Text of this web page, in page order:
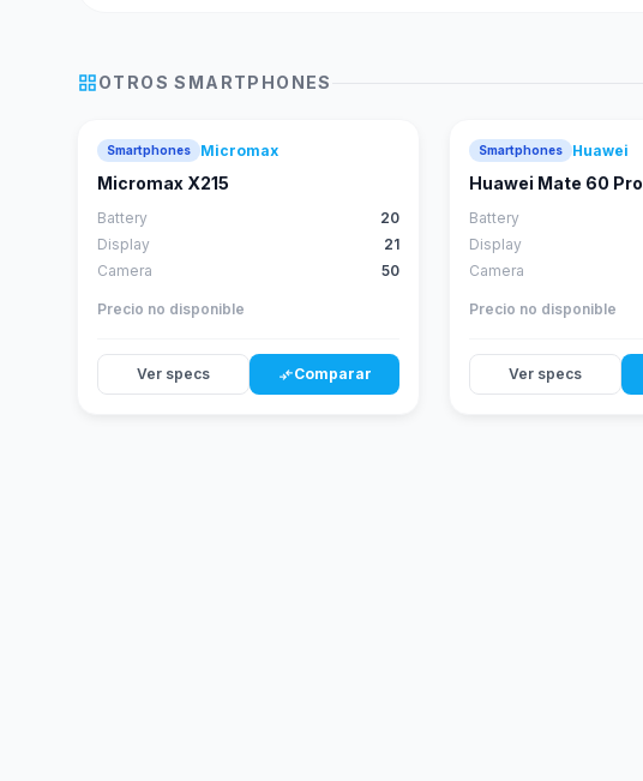
grid_viewOTROSSMARTPHONES
Smartphones Micromax
Micromax X215
Battery
20
Display
21
Camera
50
Precio no disponible
Ver specs compare_arrowsComparar
Smartphones Huawei
Huawei Mate 60 Pro
Battery
Display
Camera
Precio no disponible
Ver specs